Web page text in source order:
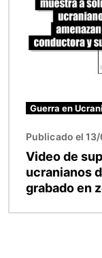
Guerra en
Publicado el
Video de
ucranianos
grabado en